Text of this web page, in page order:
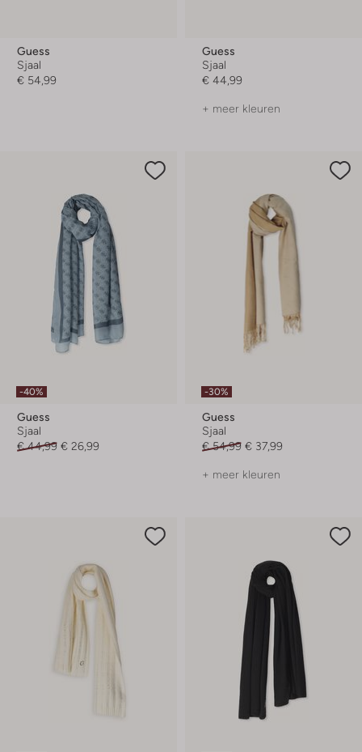
Guess
Sjaal
€ 54,99
Guess
Sjaal
€ 44,99
+ meer kleuren
-40%
Guess
Sjaal
€ 44,99 € 26,99
-30%
Guess
Sjaal
€ 54,99 € 37,99
+ meer kleuren